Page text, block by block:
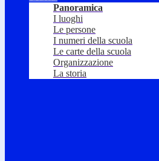
Panoramica
I luoghi
Le persone
I numeri della scuola
Le carte della scuola
Organizzazione
La storia